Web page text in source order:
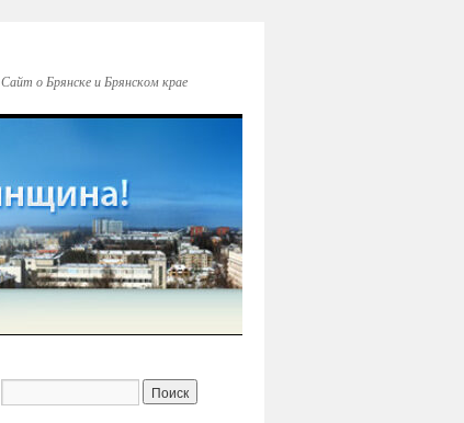
Сайт о Брянске и Брянском крае